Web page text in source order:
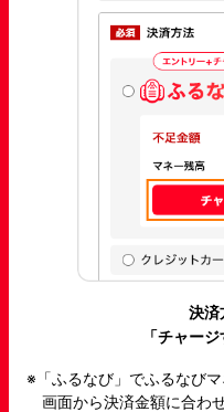
決済
「チャー
「ふるなび」でふるなび
画面から決済金額に合わ